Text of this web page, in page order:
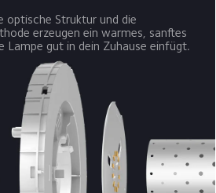
optische Struktur und die
erzeugen ein warmes, sanftes
Lampe gut in dein Zuhause einfügt.